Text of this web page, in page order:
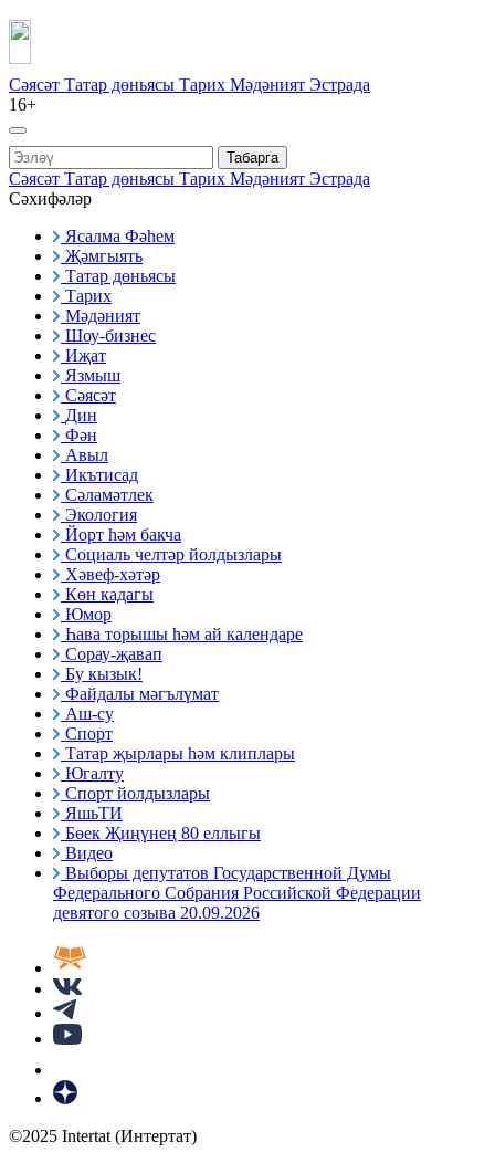
Сәясәт Татар дөньясы Тарих Мәдәният Эстрада
16+
Табарга
Сәясәт Татар дөньясы Тарих Мәдәният Эстрада
Сәхифәләр
Ясалма Фәһем
Җәмгыять
Татар дөньясы
Тарих
Мәдәният
Шоу-бизнес
Иҗат
Язмыш
Сәясәт
Дин
Фән
Авыл
Икътисад
Сәламәтлек
Экология
Йорт һәм бакча
Социаль челтәр йолдызлары
Хәвеф-хәтәр
Көн кадагы
Юмор
Һава торышы һәм ай календаре
Сорау-җавап
Бу кызык!
Файдалы мәгълүмат
Аш-су
Спорт
Татар җырлары һәм клиплары
Югалту
Спорт йолдызлары
ЯшьТИ
Бөек Җиңүнең 80 еллыгы
Видео
Выборы депутатов Государственной Думы
Федерального Собрания Российской Федерации
девятого созыва 20.09.2026
©2025 Intertat (Интертат)